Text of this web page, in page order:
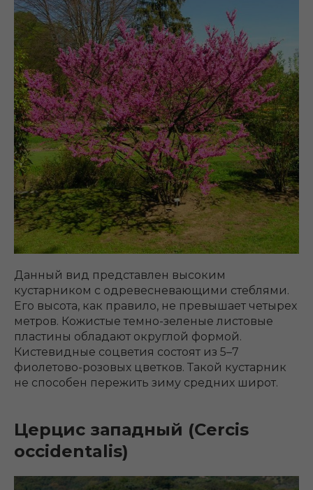
Данный вид представлен высоким
кустарником с одревесневающими стеблями.
Его высота, как правило, не превышает четырех
метров. Кожистые темно-зеленые листовые
пластины обладают округлой формой.
Кистевидные соцветия состоят из 5–7
фиолетово-розовых цветков. Такой кустарник
не способен пережить зиму средних широт.
Церцис западный (Cercis
occidentalis)